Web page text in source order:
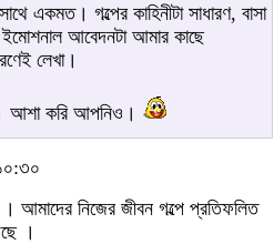
একমত। গল্পের কাহিনীটা সাধারণ, বাসা
আবেদনটা আমার কাছে
লেখা।
আশা করি আপনিও।
আমাদের নিজের জীবন গল্পে প্রতিফলিত
।